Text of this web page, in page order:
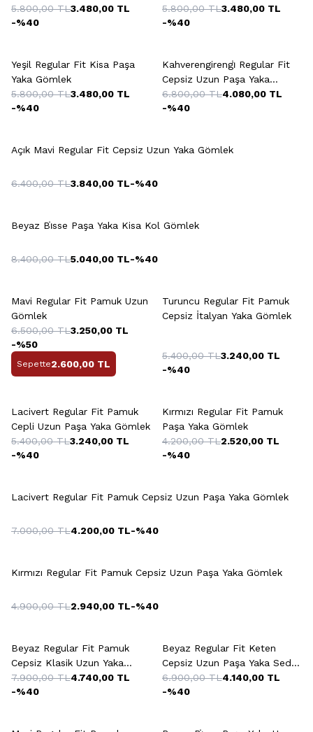
5.800,00TL3.480,00 TL
-%40
5.800,00TL3.480,00 TL
-%40
Yeşil Regular Fit Kisa Paşa
Yaka Gömlek
5.800,00TL3.480,00 TL
-%40
Kahverengirengi̇ Regular Fit
Cepsiz Uzun Paşa Yaka
Gömlek
6.800,00TL4.080,00 TL
-%40
Açık Mavi Regular Fit Cepsiz Uzun Yaka Gömlek
6.400,00TL3.840,00 TL-%40
Beyaz Bi̇sse Paşa Yaka Kisa Kol Gömlek
8.400,00TL5.040,00 TL-%40
Mavi Regular Fit Pamuk Uzun
Gömlek
6.500,00TL3.250,00 TL
-%50
Sepette2.600,00 TL
Turuncu Regular Fit Pamuk
Cepsiz İtalyan Yaka Gömlek
5.400,00TL3.240,00 TL
-%40
Lacivert Regular Fit Pamuk
Cepli Uzun Paşa Yaka Gömlek
5.400,00TL3.240,00 TL
-%40
Kırmızı Regular Fit Pamuk
Paşa Yaka Gömlek
4.200,00TL2.520,00 TL
-%40
Lacivert Regular Fit Pamuk Cepsiz Uzun Paşa Yaka Gömlek
7.000,00TL4.200,00 TL-%40
Kırmızı Regular Fit Pamuk Cepsiz Uzun Paşa Yaka Gömlek
4.900,00TL2.940,00 TL-%40
Beyaz Regular Fit Pamuk
Cepsiz Klasik Uzun Yaka
Örme Gömlek
7.900,00TL4.740,00 TL
-%40
Beyaz Regular Fit Keten
Cepsiz Uzun Paşa Yaka Sedef
Düğme Gömlek
6.900,00TL4.140,00 TL
-%40